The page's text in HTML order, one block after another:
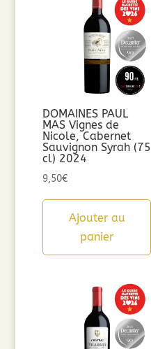
DOMAINES PAUL
MAS Vignes de
Nicole, Cabernet
Sauvignon Syrah (75
cl) 2024
9,50€
Ajouter au
panier